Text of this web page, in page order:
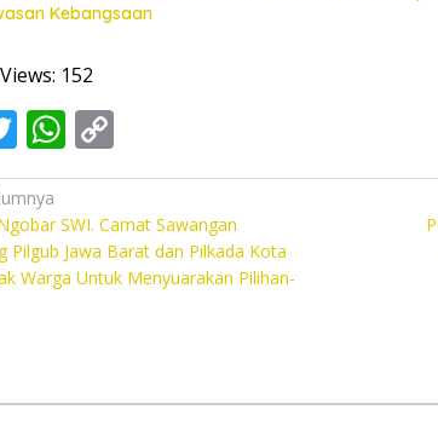
Kebangsaan
152
T
w
itt
er
W
h
at
s
A
o
y
Li
SWI. Camat Sawangan
Pilgub Jawa Barat dan Pilkada Kota
Warga Untuk Menyuarakan Pilihan-